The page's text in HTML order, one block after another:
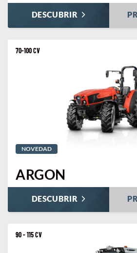
DESCUBRIR
70-100 CV
NOVEDAD
ARGON
DESCUBRIR
90 - 115 CV